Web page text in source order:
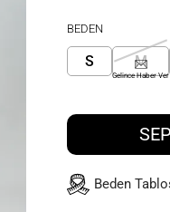
BEDEN
S M
Gelince Haber Ver
Beden